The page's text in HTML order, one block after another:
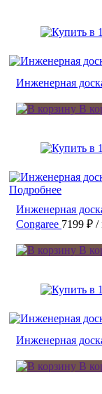
Инженерная
В
Подробнее
Инженерная
Congaree 7199 ₽ /
В
Инженерная
В